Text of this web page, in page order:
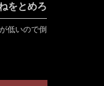
をとめろ
低いので倒